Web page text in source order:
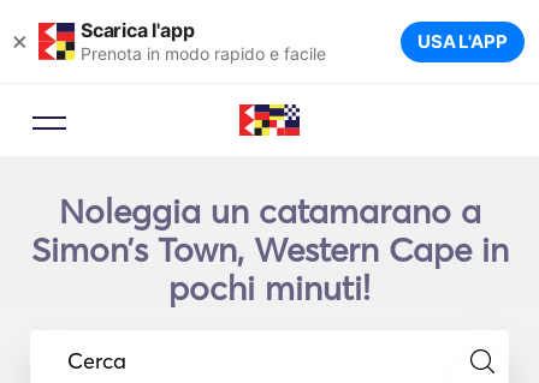
× Scarica l'app
Prenota in modo rapido e facile USA L'APP
Noleggia un catamarano a
Simonʼs Town, Western Cape in
pochi minuti!
Cerca